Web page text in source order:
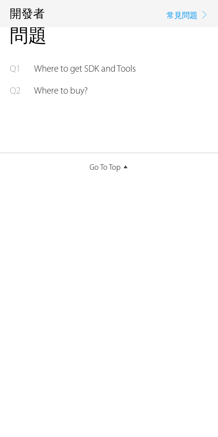
開發者 常見問題
問題
Q1 Where to get SDK and Tools
Q2 Where to buy?
Go To Top